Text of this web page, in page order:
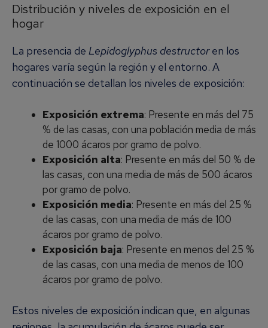
Distribución y niveles de exposición en el
hogar
La presencia de Lepidoglyphus destructoren los
hogares varía según la región y el entorno. A
continuación se detallan los niveles de exposición:
Exposición extrema: Presente en más del 75
% de las casas, con una población media de más
de 1000 ácaros por gramo de polvo.
Exposición alta: Presente en más del 50 % de
las casas, con una media de más de 500 ácaros
por gramo de polvo.
Exposición media: Presente en más del 25 %
de las casas, con una media de más de 100
ácaros por gramo de polvo.
Exposición baja: Presente en menos del 25 %
de las casas, con una media de menos de 100
ácaros por gramo de polvo.
Estos niveles de exposición indican que, en algunas